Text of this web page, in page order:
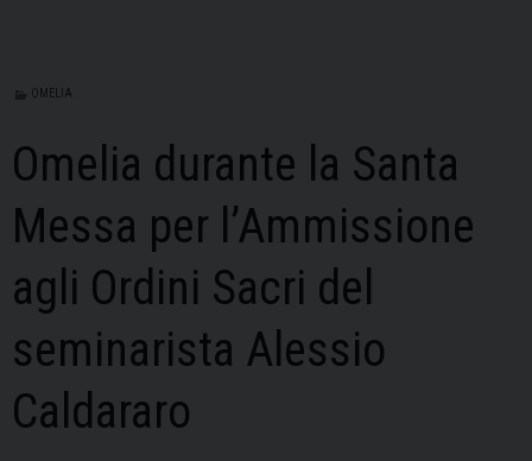
OMELIA
Omelia durante la Santa
Messa per l’Ammissione
agli Ordini Sacri del
seminarista Alessio
Caldararo